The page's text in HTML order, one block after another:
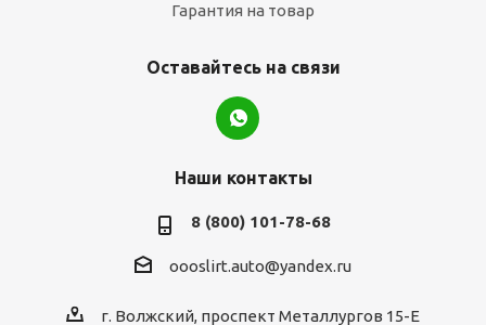
Гарантия на товар
Оставайтесь на связи
Наши контакты
8 (800) 101-78-68
oooslirt.auto@yandex.ru
г. Волжский, проспект Металлургов 15-Е